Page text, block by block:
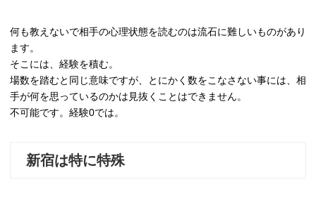
何も教えないで相手の心理状態を読むのは流石に難しいものがあり
ます。
そこには、経験を積む。
場数を踏むと同じ意味ですが、とにかく数をこなさない事には、相
手が何を思っているのかは見抜くことはできません。
不可能です。経験0では。
新宿は特に特殊